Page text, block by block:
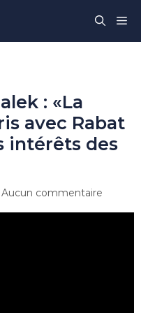
: «La
avec Rabat
intérêts des
Aucun commentaire